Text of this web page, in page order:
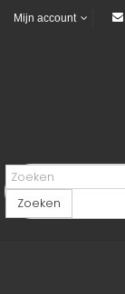
Mijn account
Zoeken